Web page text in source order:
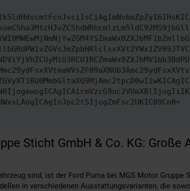
Sticht GmbH & Co. KG: Große
sind, ist der Ford Puma bei MGS Motor
in verschiedenen Ausstattungsvarianten, die